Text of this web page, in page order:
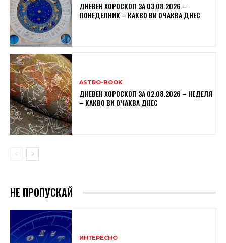
ДНЕВЕН ХОРОСКОП ЗА 03.08.2026 –
ПОНЕДЕЛНИК – КАКВО ВИ ОЧАКВА ДНЕС
ASTRO-BOOK
ДНЕВЕН ХОРОСКОП ЗА 02.08.2026 – НЕДЕЛЯ
– КАКВО ВИ ОЧАКВА ДНЕС
НЕ ПРОПУСКАЙ
ИНТЕРЕСНО